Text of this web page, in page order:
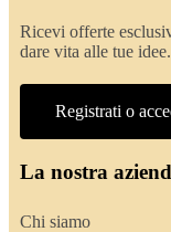
Ricevi offerte
dare vita alle tue
Registrati o
La nostra
Chi siamo